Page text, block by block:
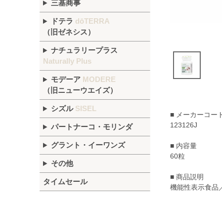
三基商事
ドテラ dōTERRA
（旧ゼネシス）
ナチュラリープラス
Naturally Plus
モデーア MODERE
（旧ニューウエイズ）
シズル SISEL
パートナーコ・モリンダ
グラント・イーワンズ
その他
タイムセール
■ メーカーコー
123126J
■ 内容量
60粒
■ 商品説明
機能性表示食品